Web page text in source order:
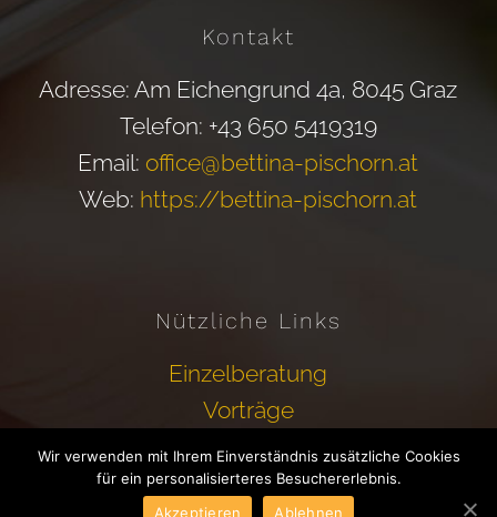
Kontakt
Adresse: Am Eichengrund 4a, 8045 Graz
Telefon: +43 650 5419319
Email: office@bettina-pischorn.at
Web: https://bettina-pischorn.at
Nützliche Links
Einzelberatung
Vorträge
© Copyright 2011 -2026 | Design bywootwoot
Wir verwenden mit Ihrem Einverständnis zusätzliche Cookies
für ein personalisierteres Besuchererlebnis.
Akzeptieren
Ablehnen